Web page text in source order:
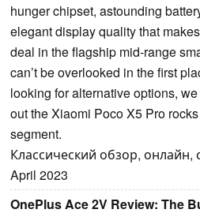
hunger chipset, astounding
elegant display quality that
deal in the flagship mid-range
can’t be overlooked in the first
looking for alternative options,
out the Xiaomi Poco X5 Pro
segment.
Классический обзор, онлайн,
April 2023
OnePlus Ace 2V Review: The